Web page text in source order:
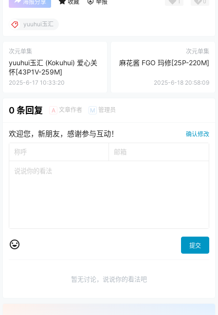
海报分享 收藏 举报
yuuhui玉汇
次元单集
yuuhui玉汇 (Kokuhui) 爱心关
怀[43P1V-259M]
2025-6-17 10:33:20
次元单集
麻花酱 FGO 玛修[25P-220M]
2025-6-18 20:58:09
0 条回复 A 文章作者 M 管理员
欢迎您，新朋友，感谢参与互动！ 确认修改
提交
暂无讨论，说说你的看法吧